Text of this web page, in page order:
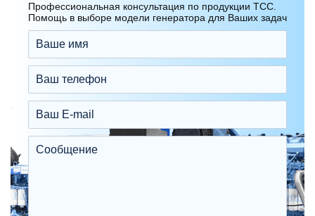
Профессиональная консультация по продукции ТСС.
Помощь в выборе модели генератора для Ваших задач